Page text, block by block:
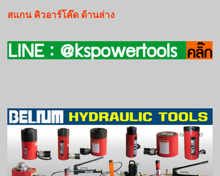
สแกนคิวอาร์โค๊ด ด้านล่าง